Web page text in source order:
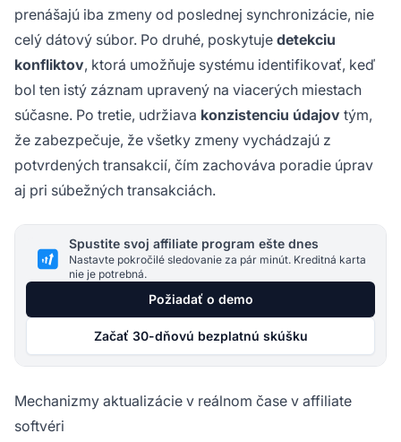
prenášajú iba zmeny od poslednej synchronizácie, nie
celý dátový súbor. Po druhé, poskytuje detekciu
konfliktov, ktorá umožňuje systému identifikovať, keď
bol ten istý záznam upravený na viacerých miestach
súčasne. Po tretie, udržiava konzistenciu údajov tým,
že zabezpečuje, že všetky zmeny vychádzajú z
potvrdených transakcií, čím zachováva poradie úprav
aj pri súbežných transakciách.
Spustite svoj affiliate program ešte dnes
Nastavte pokročilé sledovanie za pár minút. Kreditná karta
nie je potrebná.
Požiadať o demo
Začať 30-dňovú bezplatnú skúšku
Mechanizmy aktualizácie v reálnom čase v affiliate
softvéri